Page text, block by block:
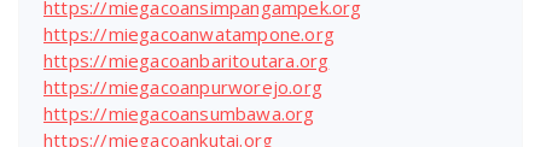
https://miegacoansimpangampek.org
https://miegacoanwatampone.org
https://miegacoanbaritoutara.org
https://miegacoanpurworejo.org
https://miegacoansumbawa.org
https://miegacoankutai.org